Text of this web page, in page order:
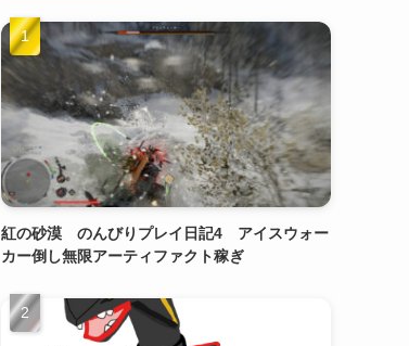
紅の砂漠 のんびりプレイ日記4 アイスウォー
カー倒し無限アーティファクト稼ぎ